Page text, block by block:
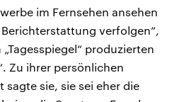
im Fernsehen ansehen
verfolgen“,
produzierten
Zu ihrer persönlichen
sagte sie, sie sei eher die